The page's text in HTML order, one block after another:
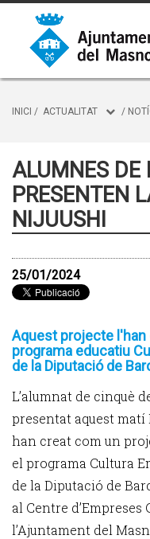
INICI / ACTUALITAT /
ALUMNES DE
PRESENTEN
NIJUUSHI
25/01/2024
Aquest projecte l'han
programa educatiu
de la Diputació de
L’alumnat de cinquè
presentat aquest matí
han creat com un
el programa Cultura
de la Diputació de
al Centre d’Empreses
l’Ajuntament del